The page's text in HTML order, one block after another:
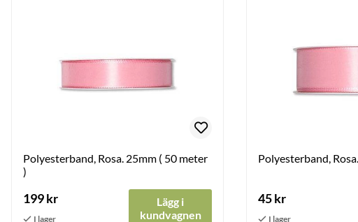
Polyesterband, Rosa. 25mm ( 50 meter
)
199 kr
Lägg i
kundvagnen
Polyesterband,
45 kr